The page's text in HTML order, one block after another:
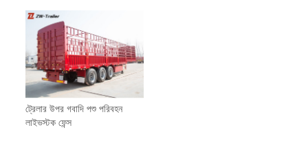
ট্রেলার উপর গবাদি পশু পরিবহন
লাইভস্টক ফেন্স